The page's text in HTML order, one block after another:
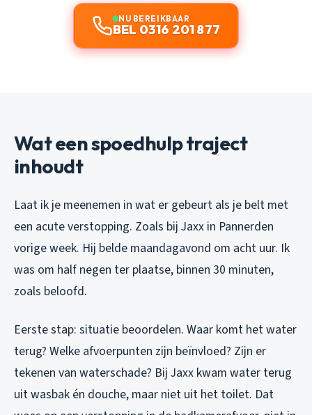
NU BEREIKBAAR
BEL 0316 201 877
Wat een spoedhulp traject
inhoudt
Laat ik je meenemen in wat er gebeurt als je belt met
een acute verstopping. Zoals bij Jaxx in Pannerden
vorige week. Hij belde maandagavond om acht uur. Ik
was om half negen ter plaatse, binnen 30 minuten,
zoals beloofd.
Eerste stap: situatie beoordelen. Waar komt het water
terug? Welke afvoerpunten zijn beïnvloed? Zijn er
tekenen van waterschade? Bij Jaxx kwam water terug
uit wasbak én douche, maar niet uit het toilet. Dat